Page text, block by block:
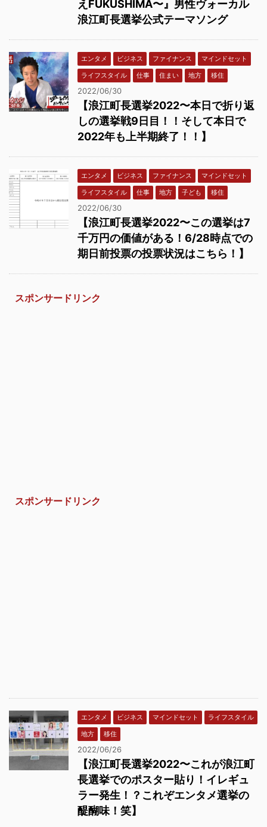
えFUKUSHIMA〜』男性ヴォーカル
浪江町長選挙公式テーマソング
エンタメ ビジネス ファイナンス
マインドセット
ライフスタイル
仕事 住まい 地方 移住
2022/06/30
【浪江町長選挙2022〜本日で折り返
しの選挙戦9日目！！そして本日で
2022年も上半期終了！！】
エンタメ ビジネス ファイナンス
マインドセット
ライフスタイル
仕事 地方 子ども 移住
2022/06/30
【浪江町長選挙2022〜この選挙は7
千万円の価値がある！6/28時点での
期日前投票の投票状況はこちら！】
スポンサードリンク
スポンサードリンク
エンタメ ビジネス マインドセット
ライフスタイル
地方
移住
2022/06/26
【浪江町長選挙2022〜これが浪江町
長選挙でのポスター貼り！イレギュ
ラー発生！？これぞエンタメ選挙の
醍醐味！笑】